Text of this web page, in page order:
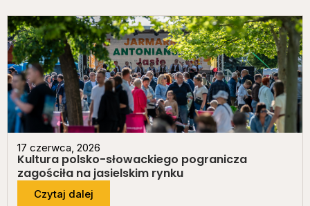
17 czerwca, 2026
Kultura polsko-słowackiego pogranicza
zagościła na jasielskim rynku
Czytaj dalej